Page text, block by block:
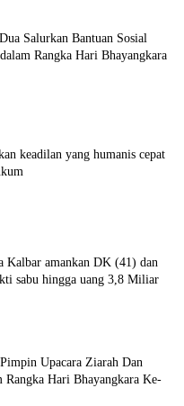
Salurkan Bantuan Sosial
Rangka Hari Bhayangkara
keadilan yang humanis cepat
Kalbar amankan DK (41) dan
sabu hingga uang 3,8 Miliar
Upacara Ziarah Dan
Rangka Hari Bhayangkara Ke-